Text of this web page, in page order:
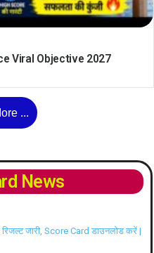
Viral Objective 2027
...
News
जारी, Score Card डाउनलोड करें |